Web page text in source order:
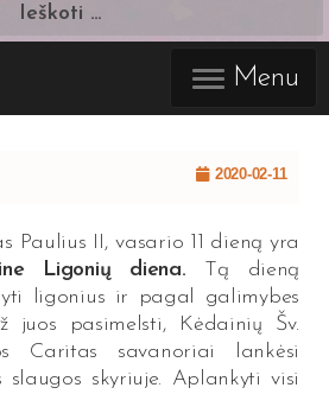
Menu
2020-02-11
Paulius II, vasario 11 dieną yra
Ligonių diena.
Tą dieną
ligonius ir pagal galimybes
pasimelsti, Kėdainių Šv.
Caritas savanoriai lankėsi
slaugos skyriuje. Aplankyti visi